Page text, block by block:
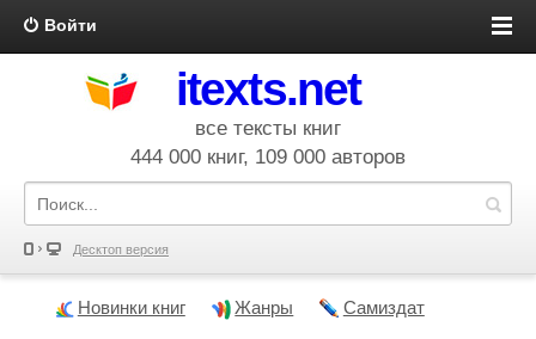
Войти
itexts.net
все тексты книг
444 000 книг, 109 000 авторов
Десктоп версия
Новинки книг Жанры Самиздат